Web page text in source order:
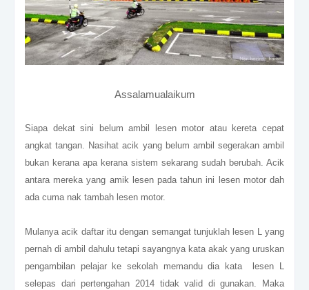
Assalamualaikum
Siapa dekat sini belum ambil lesen motor atau kereta cepat
angkat tangan. Nasihat acik yang belum ambil segerakan ambil
bukan kerana apa kerana sistem sekarang sudah berubah. Acik
antara mereka yang amik lesen pada tahun ini lesen motor dah
ada cuma nak tambah lesen motor.
Mulanya acik daftar itu dengan semangat tunjuklah lesen L yang
pernah di ambil dahulu tetapi sayangnya kata akak yang uruskan
pengambilan pelajar ke sekolah memandu dia kata lesen L
selepas dari pertengahan 2014 tidak valid di gunakan. Maka